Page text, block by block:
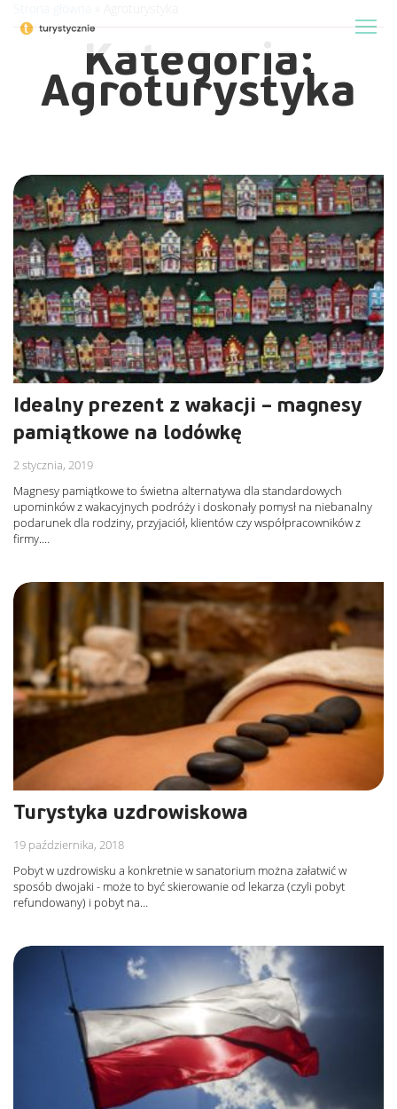
Kategoria:
Agroturystyka
Idealny prezent z wakacji – magnesy
pamiątkowe na lodówkę
2 stycznia, 2019
Magnesy pamiątkowe to świetna alternatywa dla standardowych
upominków z wakacyjnych podróży i doskonały pomysł na niebanalny
podarunek dla rodziny, przyjaciół, klientów czy współpracowników z
firmy.…
Turystyka uzdrowiskowa
19 października, 2018
Pobyt w uzdrowisku a konkretnie w sanatorium można załatwić w
sposób dwojaki - może to być skierowanie od lekarza (czyli pobyt
refundowany) i pobyt na…